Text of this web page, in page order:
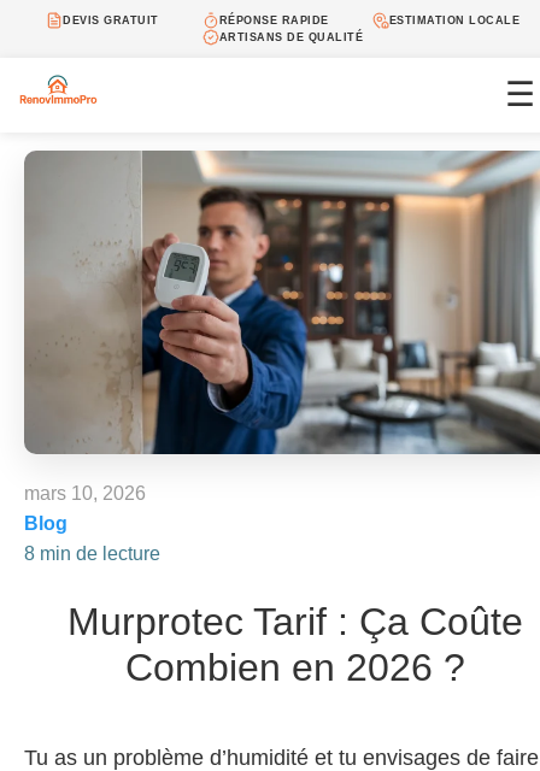
DEVIS GRATUIT RÉPONSE RAPIDE
ESTIMATION LOCALE
ARTISANS DE QUALITÉ
☰
mars 10, 2026
Blog
8 min de lecture
Murprotec Tarif : Ça Coûte
Combien en 2026 ?
Tu as un problème d’humidité et tu envisages de faire